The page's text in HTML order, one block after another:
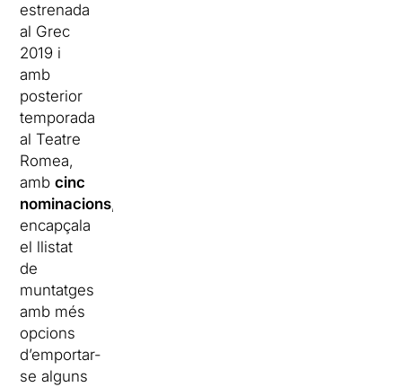
estrenada
al Grec
2019 i
amb
posterior
temporada
al Teatre
Romea,
ambcinc
nominacions,
encapçala
el llistat
de
muntatges
amb més
opcions
d’emportar-
se alguns